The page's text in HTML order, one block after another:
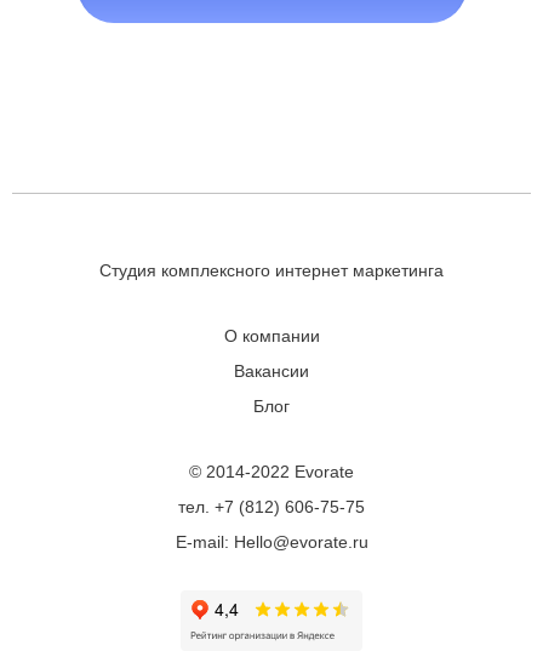
Студия комплексного интернет маркетинга
О компании
Вакансии
Блог
© 2014-2022 Evorate
тел. +7 (812) 606-75-75
E-mail: Hello@evorate.ru